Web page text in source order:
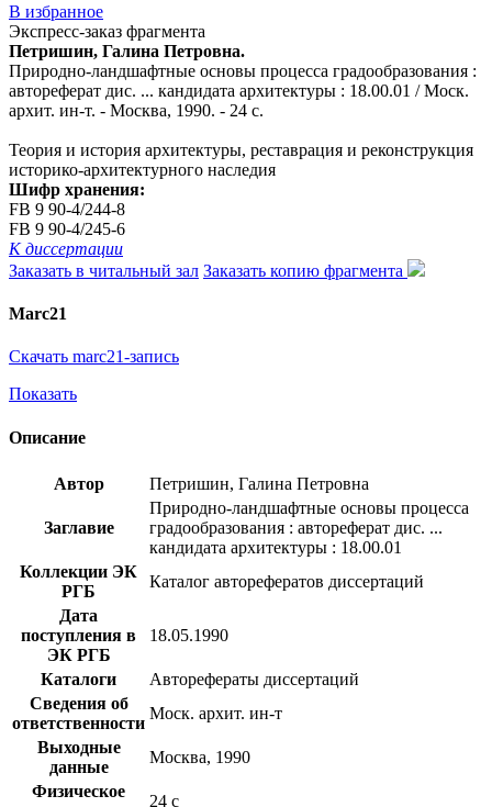
В избранное
Экспресс-заказ фрагмента
Петришин, Галина Петровна.
Природно-ландшафтные основы процесса градообразования :
автореферат дис. ... кандидата архитектуры : 18.00.01 / Моск.
архит. ин-т. - Москва, 1990. - 24 с.
Теория и история архитектуры, реставрация и реконструкция
историко-архитектурного наследия
Шифр хранения:
FB 9 90-4/244-8
FB 9 90-4/245-6
К диссертации
Заказать в читальный зал Заказать копию фрагмента
Marc21
Скачать marc21-запись
Показать
Описание
Автор Петришин, Галина Петровна
Заглавие
Природно-ландшафтные основы процесса
градообразования : автореферат дис. ...
кандидата архитектуры : 18.00.01
Коллекции ЭК
РГБ
Каталог авторефератов диссертаций
Дата
поступления в
ЭК РГБ
18.05.1990
Каталоги
Авторефераты диссертаций
Сведения об
ответственности
Моск. архит. ин-т
Выходные
данные
Москва, 1990
Физическое
24 с